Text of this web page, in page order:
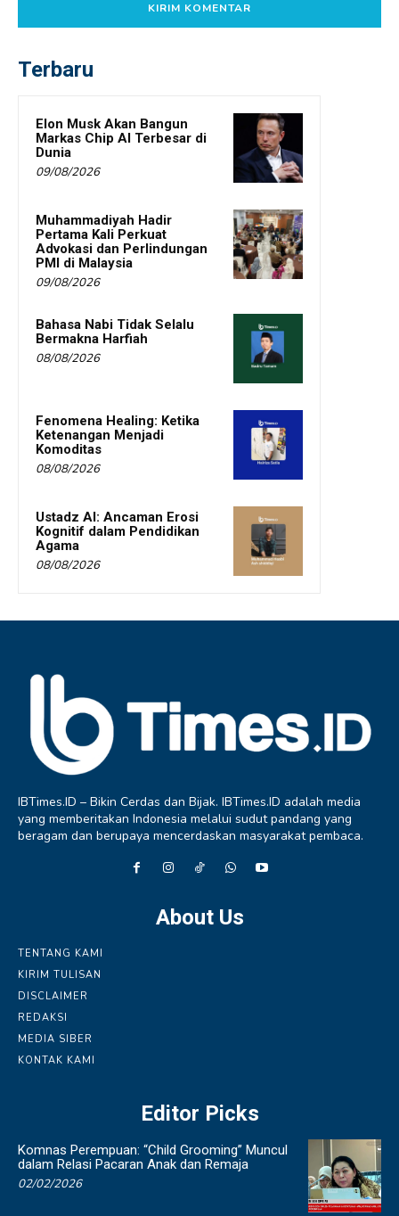
Terbaru
Elon Musk Akan Bangun
Markas Chip AI Terbesar di
Dunia
09/08/2026
Muhammadiyah Hadir
Pertama Kali Perkuat
Advokasi dan Perlindungan
PMI di Malaysia
09/08/2026
Bahasa Nabi Tidak Selalu
Bermakna Harfiah
08/08/2026
Fenomena Healing: Ketika
Ketenangan Menjadi
Komoditas
08/08/2026
Ustadz AI: Ancaman Erosi
Kognitif dalam Pendidikan
Agama
08/08/2026
IBTimes.ID – Bikin Cerdas dan Bijak. IBTimes.ID adalah media
yang memberitakan Indonesia melalui sudut pandang yang
beragam dan berupaya mencerdaskan masyarakat pembaca.
About Us
TENTANG KAMI
KIRIM TULISAN
DISCLAIMER
REDAKSI
MEDIA SIBER
KONTAK KAMI
Editor Picks
Komnas Perempuan: “Child Grooming” Muncul
dalam Relasi Pacaran Anak dan Remaja
02/02/2026